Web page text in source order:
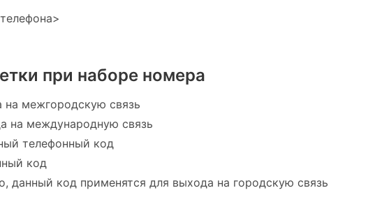
при наборе номера
на межгородскую связь
на международную связь
телефонный код
код
данный код применятся для выхода на городскую связь